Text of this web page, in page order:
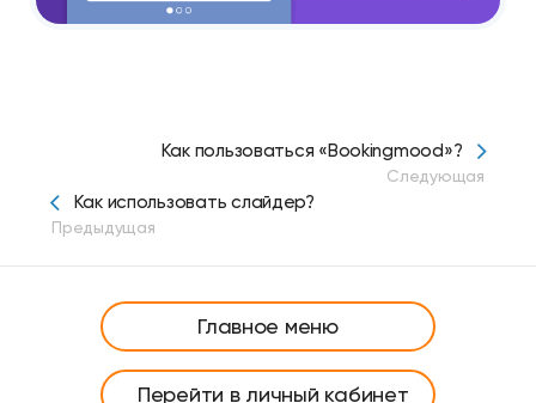
Как использовать слайдер?
Предыдущая
Как пользоваться «Bookingmood»?
Следующая
Главное меню
Перейти в личный кабинет